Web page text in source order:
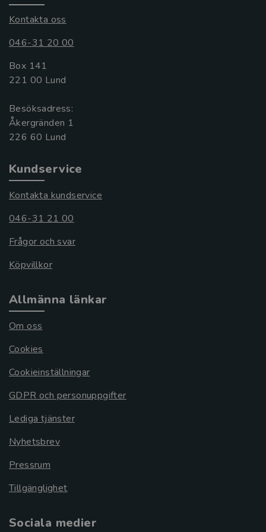
Kontakta oss
046-31 20 00
Box 141
221 00 Lund
Besöksadress:
Åkergränden 1
Kundservice
Kontakta kundservice
046-31 21 00
Frågor och svar
Köpvillkor
Allmänna länkar
Om oss
Cookies
Cookieinställningar
GDPR och personuppgifter
Lediga tjänster
Nyhetsbrev
Pressrum
Tillgänglighet
Sociala medier